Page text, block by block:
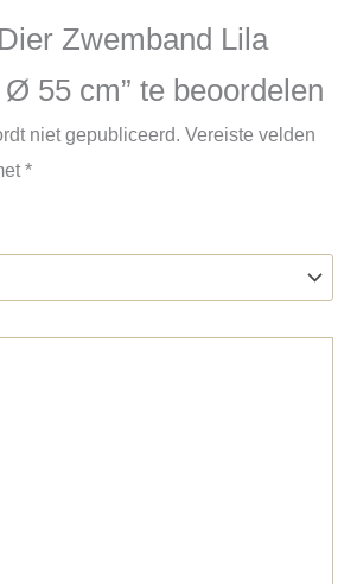
Zwemband Lila
55 cm” te beoordelen
niet gepubliceerd. Vereiste velden
*